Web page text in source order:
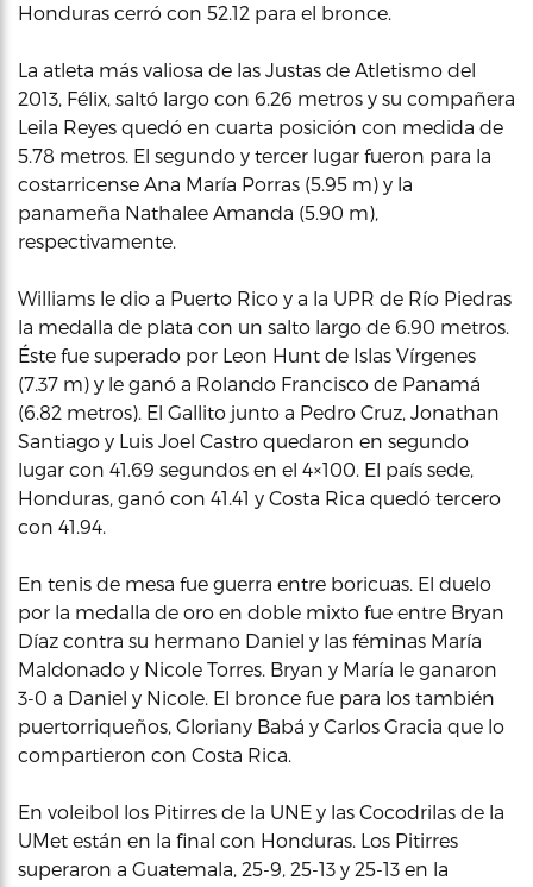
Honduras cerró con 52.12 para el bronce.
La atleta más valiosa de las Justas de Atletismo del
2013, Félix, saltó largo con 6.26 metros y su compañera
Leila Reyes quedó en cuarta posición con medida de
5.78 metros. El segundo y tercer lugar fueron para la
costarricense Ana María Porras (5.95 m) y la
panameña Nathalee Amanda (5.90 m),
respectivamente.
Williams le dio a Puerto Rico y a la UPR de Río Piedras
la medalla de plata con un salto largo de 6.90 metros.
Éste fue superado por Leon Hunt de Islas Vírgenes
(7.37 m) y le ganó a Rolando Francisco de Panamá
(6.82 metros). El Gallito junto a Pedro Cruz, Jonathan
Santiago y Luis Joel Castro quedaron en segundo
lugar con 41.69 segundos en el 4×100. El país sede,
Honduras, ganó con 41.41 y Costa Rica quedó tercero
con 41.94.
En tenis de mesa fue guerra entre boricuas. El duelo
por la medalla de oro en doble mixto fue entre Bryan
Díaz contra su hermano Daniel y las féminas María
Maldonado y Nicole Torres. Bryan y María le ganaron
3-0 a Daniel y Nicole. El bronce fue para los también
puertorriqueños, Gloriany Babá y Carlos Gracia que lo
compartieron con Costa Rica.
En voleibol los Pitirres de la UNE y las Cocodrilas de la
UMet están en la final con Honduras. Los Pitirres
superaron a Guatemala, 25-9, 25-13 y 25-13 en la